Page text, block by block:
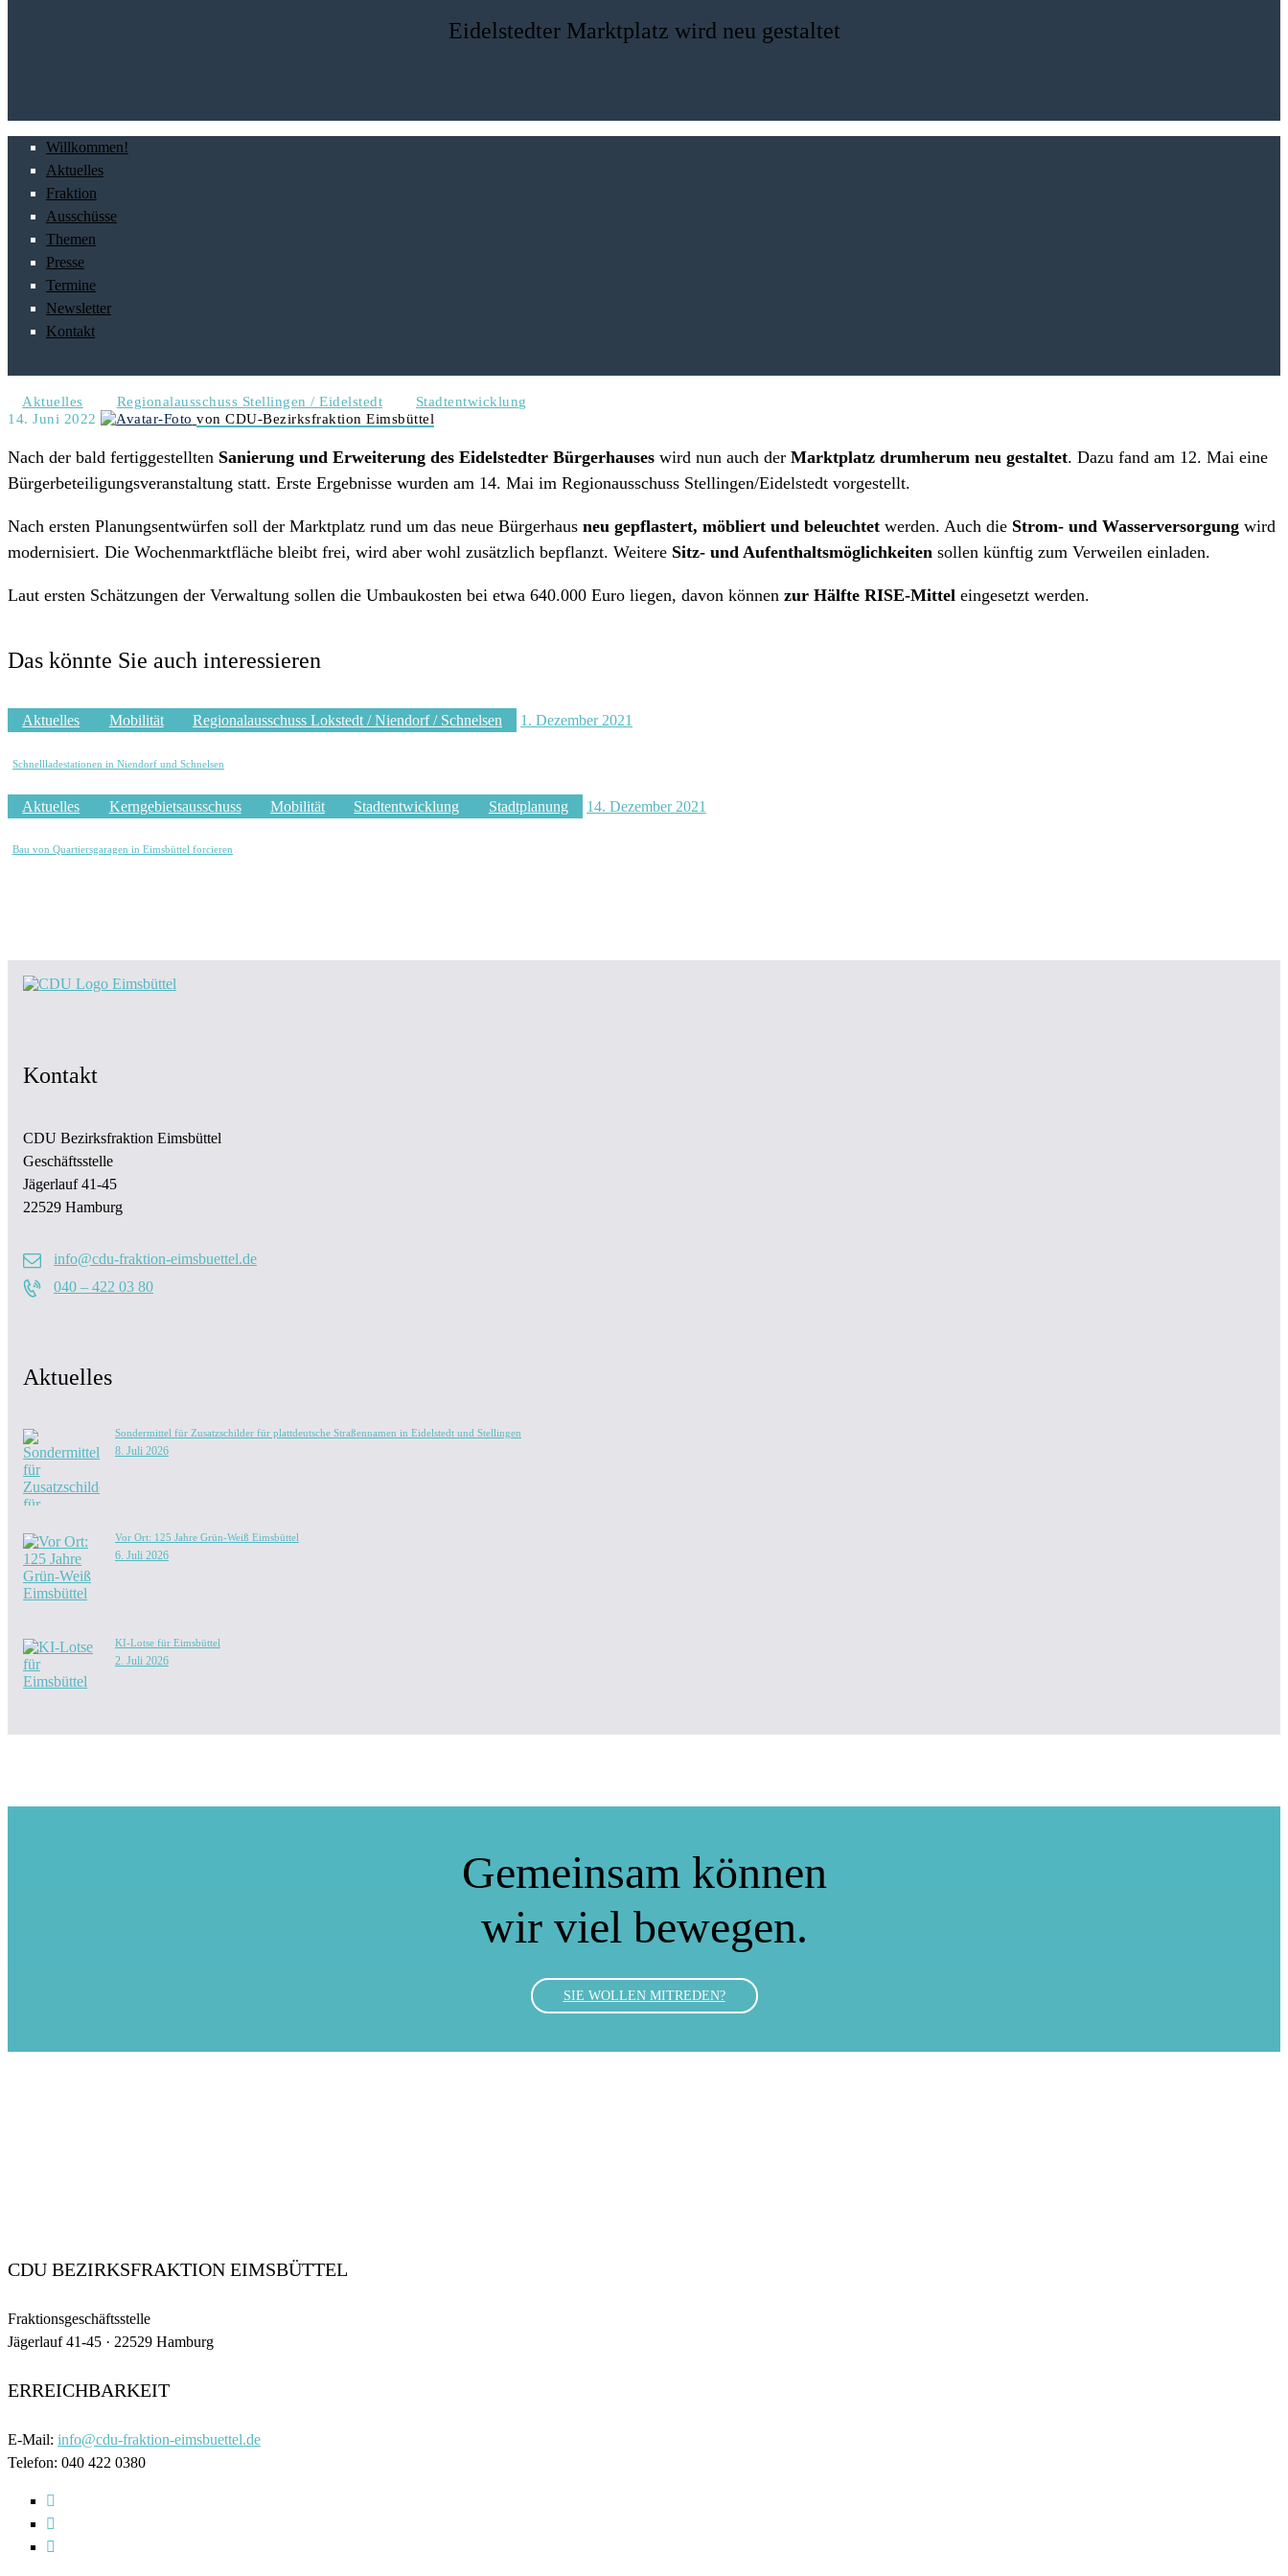
Eidelstedter Marktplatz wird neu gestaltet
Willkommen!
Aktuelles
Fraktion
Ausschüsse
Themen
Presse
Termine
Newsletter
Kontakt
Aktuelles Regionalausschuss Stellingen / Eidelstedt
Stadtentwicklung
14. Juni 2022
von CDU-Bezirksfraktion Eimsbüttel
Nach der bald fertiggestellten Sanierung und Erweiterung des Eidelstedter Bürgerhauses wird nun auch der Marktplatz drumherum neu gestaltet. Dazu fand am 12. Mai eine
Bürgerbeteiligungsveranstaltung statt. Erste Ergebnisse wurden am 14. Mai im Regionausschuss Stellingen/Eidelstedt vorgestellt.
Nach ersten Planungsentwürfen soll der Marktplatz rund um das neue Bürgerhaus neu gepflastert, möbliert und beleuchtet werden. Auch die Strom- und Wasserversorgung wird
modernisiert. Die Wochenmarktfläche bleibt frei, wird aber wohl zusätzlich bepflanzt. Weitere Sitz- und Aufenthaltsmöglichkeiten sollen künftig zum Verweilen einladen.
Laut ersten Schätzungen der Verwaltung sollen die Umbaukosten bei etwa 640.000 Euro liegen, davon können zur Hälfte RISE-Mittel eingesetzt werden.
Das könnte Sie auch interessieren
Aktuelles Mobilität Regionalausschuss Lokstedt / Niendorf / Schnelsen 1. Dezember 2021
Schnellladestationen in Niendorf und Schnelsen
Aktuelles Kerngebietsausschuss Mobilität Stadtentwicklung Stadtplanung 14. Dezember 2021
Bau von Quartiersgaragen in Eimsbüttel forcieren
Kontakt
CDU Bezirksfraktion Eimsbüttel
Geschäftsstelle
Jägerlauf 41-45
22529 Hamburg
info@cdu-fraktion-eimsbuettel.de
040 – 422 03 80
Aktuelles
Sondermittel für Zusatzschilder für plattdeutsche Straßennamen in Eidelstedt und Stellingen
8. Juli 2026
Vor Ort: 125 Jahre Grün-Weiß Eimsbüttel
6. Juli 2026
KI-Lotse für Eimsbüttel
2. Juli 2026
Gemeinsam können
wir viel bewegen.
SIE WOLLEN MITREDEN?
CDU BEZIRKSFRAKTION EIMSBÜTTEL
Fraktionsgeschäftsstelle
Jägerlauf 41-45 · 22529 Hamburg
ERREICHBARKEIT
E-Mail: info@cdu-fraktion-eimsbuettel.de
Telefon: 040 422 0380